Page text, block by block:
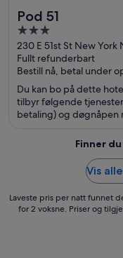
Pod 51
3
out
of
5
230 E 51st St New York
Fullt refunderbart
Bestill nå, betal under
Du kan bo på dette
tilbyr følgende
betaling) og døgnåpen
de rene rommene.
Finner
Vis
Laveste pris per natt funnet
for 2 voksne. Priser og